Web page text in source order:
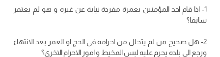
1- اذا قام احد المؤمنين بعمرة مفردة نيابة عن غيره و هو لم يعتمر
سابقا؟
2- هل صحيح من لم يتحلل من احرامه في الحج او العمر بعد الانتهاء
ورجع الى بلده يحرم عليه لبس المخيط و امور الاحرام الاخرى؟